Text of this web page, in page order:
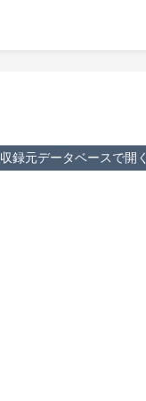
収録元データベースで開く